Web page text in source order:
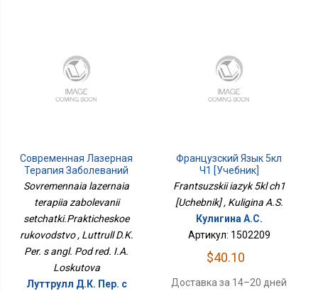
Современная Лазерная
Терапия Заболеваний
Сетчатки.Практическое
Sovremennaia lazernaia
terapiia zabolevanii
setchatki.Prakticheskoe
rukovodstvo , Luttrull D.K.
Per. s angl. Pod red. I.A.
Loskutova
Луттрулл Д.К. Пер. с
Французский Язык 5кл
Ч1 [Учебник]
Frantsuzskii iazyk 5kl ch1
[Uchebnik] , Kuligina A.S.
Кулигина А.С.
Артикул: 1502209
$40.10
Доставка за 14–20 дней